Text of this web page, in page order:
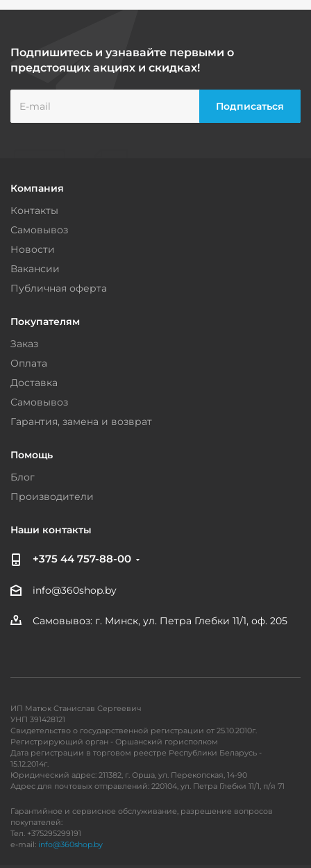
Подпишитесь и узнавайте первыми о
предстоящих акциях и скидках!
Компания
Контакты
Самовывоз
Новости
Вакансии
Публичная оферта
Покупателям
Заказ
Оплата
Доставка
Самовывоз
Гарантия, замена и возврат
Помощь
Блог
Производители
Наши контакты
+375 44 757-88-00
info@360shop.by
Самовывоз: г. Минск, ул. Петра Глебки 11/1, оф. 205
ИП Матюк Станислав Сергеевич
УНП 391428121
Свидетельство о государственной регистрации от 25.10.2010г.
Регистрирующий орган - Оршанский горисполком
Дата регистрации в торговом реестре Республики Беларусь -
15.12.2014г.
Юридический адрес: 211382, г. Орша, ул. Перекопская, 14-90
Адрес для почтовых отправлений: 220104, ул. Петра Глебки 11/1, п/я 71
Гарантийное и сервисное обслуживание, разрешение вопросов
покупателей:
Тел. +375295299191
e-mail: info@360shop.by